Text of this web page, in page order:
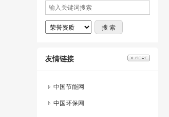
友情链接
中国节能网
中国环保网